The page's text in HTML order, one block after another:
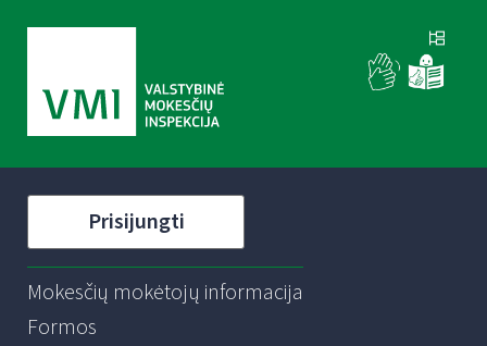
Prisijungti
Mokesčių mokėtojų informacija
Formos